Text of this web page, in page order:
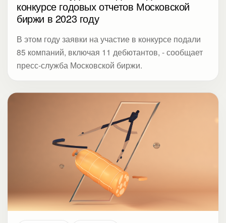
конкурсе годовых отчетов Московской
биржи в 2023 году
В этом году заявки на участие в конкурсе подали
85 компаний, включая 11 дебютантов, - сообщает
пресс-служба Московской биржи.